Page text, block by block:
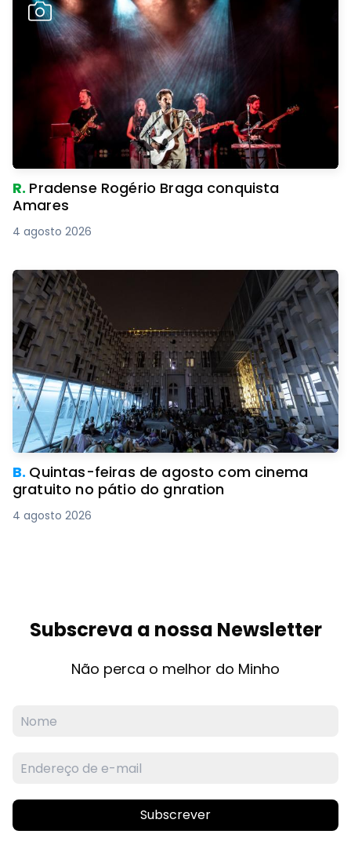
R. Pradense Rogério Braga conquista
Amares
4 agosto 2026
B. Quintas-feiras de agosto com cinema
gratuito no pátio do gnration
4 agosto 2026
Subscreva a nossa Newsletter
Não perca o melhor do Minho
Subscrever